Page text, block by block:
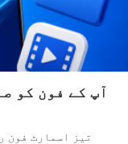
آپ کے فون کو
تیز اسمارٹ فون